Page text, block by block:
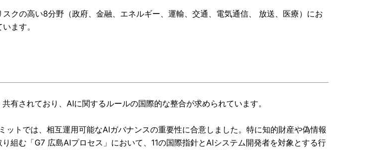
クの高い8分野（政府、金融、エネルギー、運輸、交通、電気通信、 放送、医療）にお
ます。
有されており、AIに関するルールの国際的な整合が求められています。
ットでは、相互運用可能なAIガバナンスの重要性に合意しました。特に知的財産や偽情報
組む「G7 広島AIプロセス」において、11の国際指針とAIシステム開発者を対象とする行